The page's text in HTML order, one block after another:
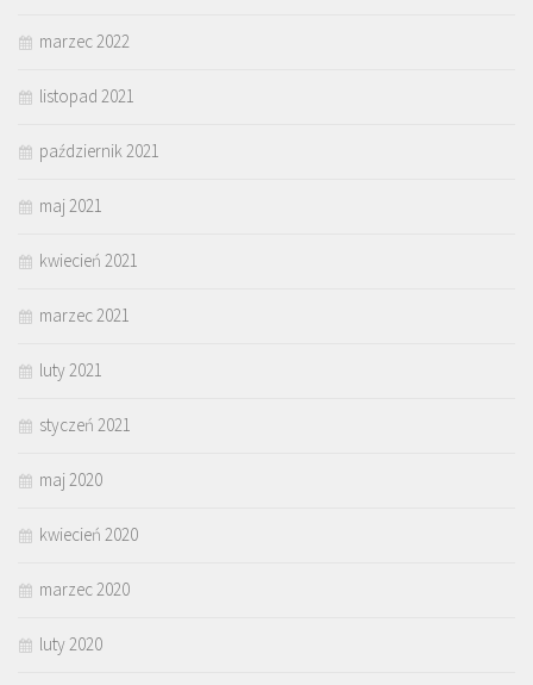
marzec 2022
listopad 2021
październik 2021
maj 2021
kwiecień 2021
marzec 2021
luty 2021
styczeń 2021
maj 2020
kwiecień 2020
marzec 2020
luty 2020